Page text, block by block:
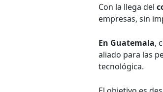
Con la llega del
empresas, sin
En Guatemala,
aliado para las
tecnológica.